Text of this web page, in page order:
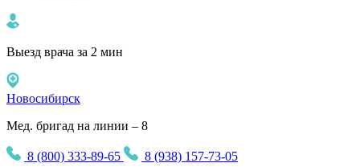
Выезд врача за 2 мин
Новосибирск
Мед. бригад на линии – 8
8 (800) 333-89-65
8 (938) 157-73-05